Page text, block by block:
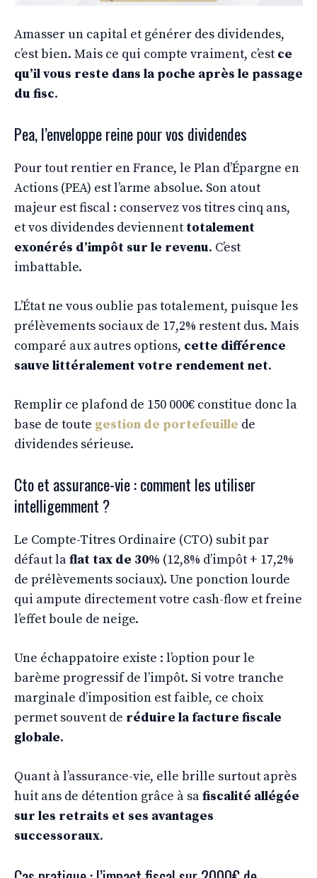
Amasser un capital et générer des dividendes,
c’est bien. Mais ce qui compte vraiment, c’est ce
qu’il vous reste dans la poche après le passage
du fisc.
Pea, l’enveloppe reine pour vos dividendes
Pour tout rentier en France, le Plan d’Épargne en
Actions (PEA) est l’arme absolue. Son atout
majeur est fiscal : conservez vos titres cinq ans,
et vos dividendes deviennent totalement
exonérés d’impôt sur le revenu. C’est
imbattable.
L’État ne vous oublie pas totalement, puisque les
prélèvements sociaux de 17,2% restent dus. Mais
comparé aux autres options, cette différence
sauve littéralement votre rendement net.
Remplir ce plafond de 150 000€ constitue donc la
base de toute gestion de portefeuille de
dividendes sérieuse.
Cto et assurance-vie : comment les utiliser
intelligemment ?
Le Compte-Titres Ordinaire (CTO) subit par
défaut laflat tax de 30% (12,8% d’impôt + 17,2%
de prélèvements sociaux). Une ponction lourde
qui ampute directement votre cash-flow et freine
l’effet boule de neige.
Une échappatoire existe : l’option pour le
barème progressif de l’impôt. Si votre tranche
marginale d’imposition est faible, ce choix
permet souvent de réduire la facture fiscale
globale.
Quant à l’assurance-vie, elle brille surtout après
huit ans de détention grâce à safiscalité allégée
sur les retraits et ses avantages
successoraux.